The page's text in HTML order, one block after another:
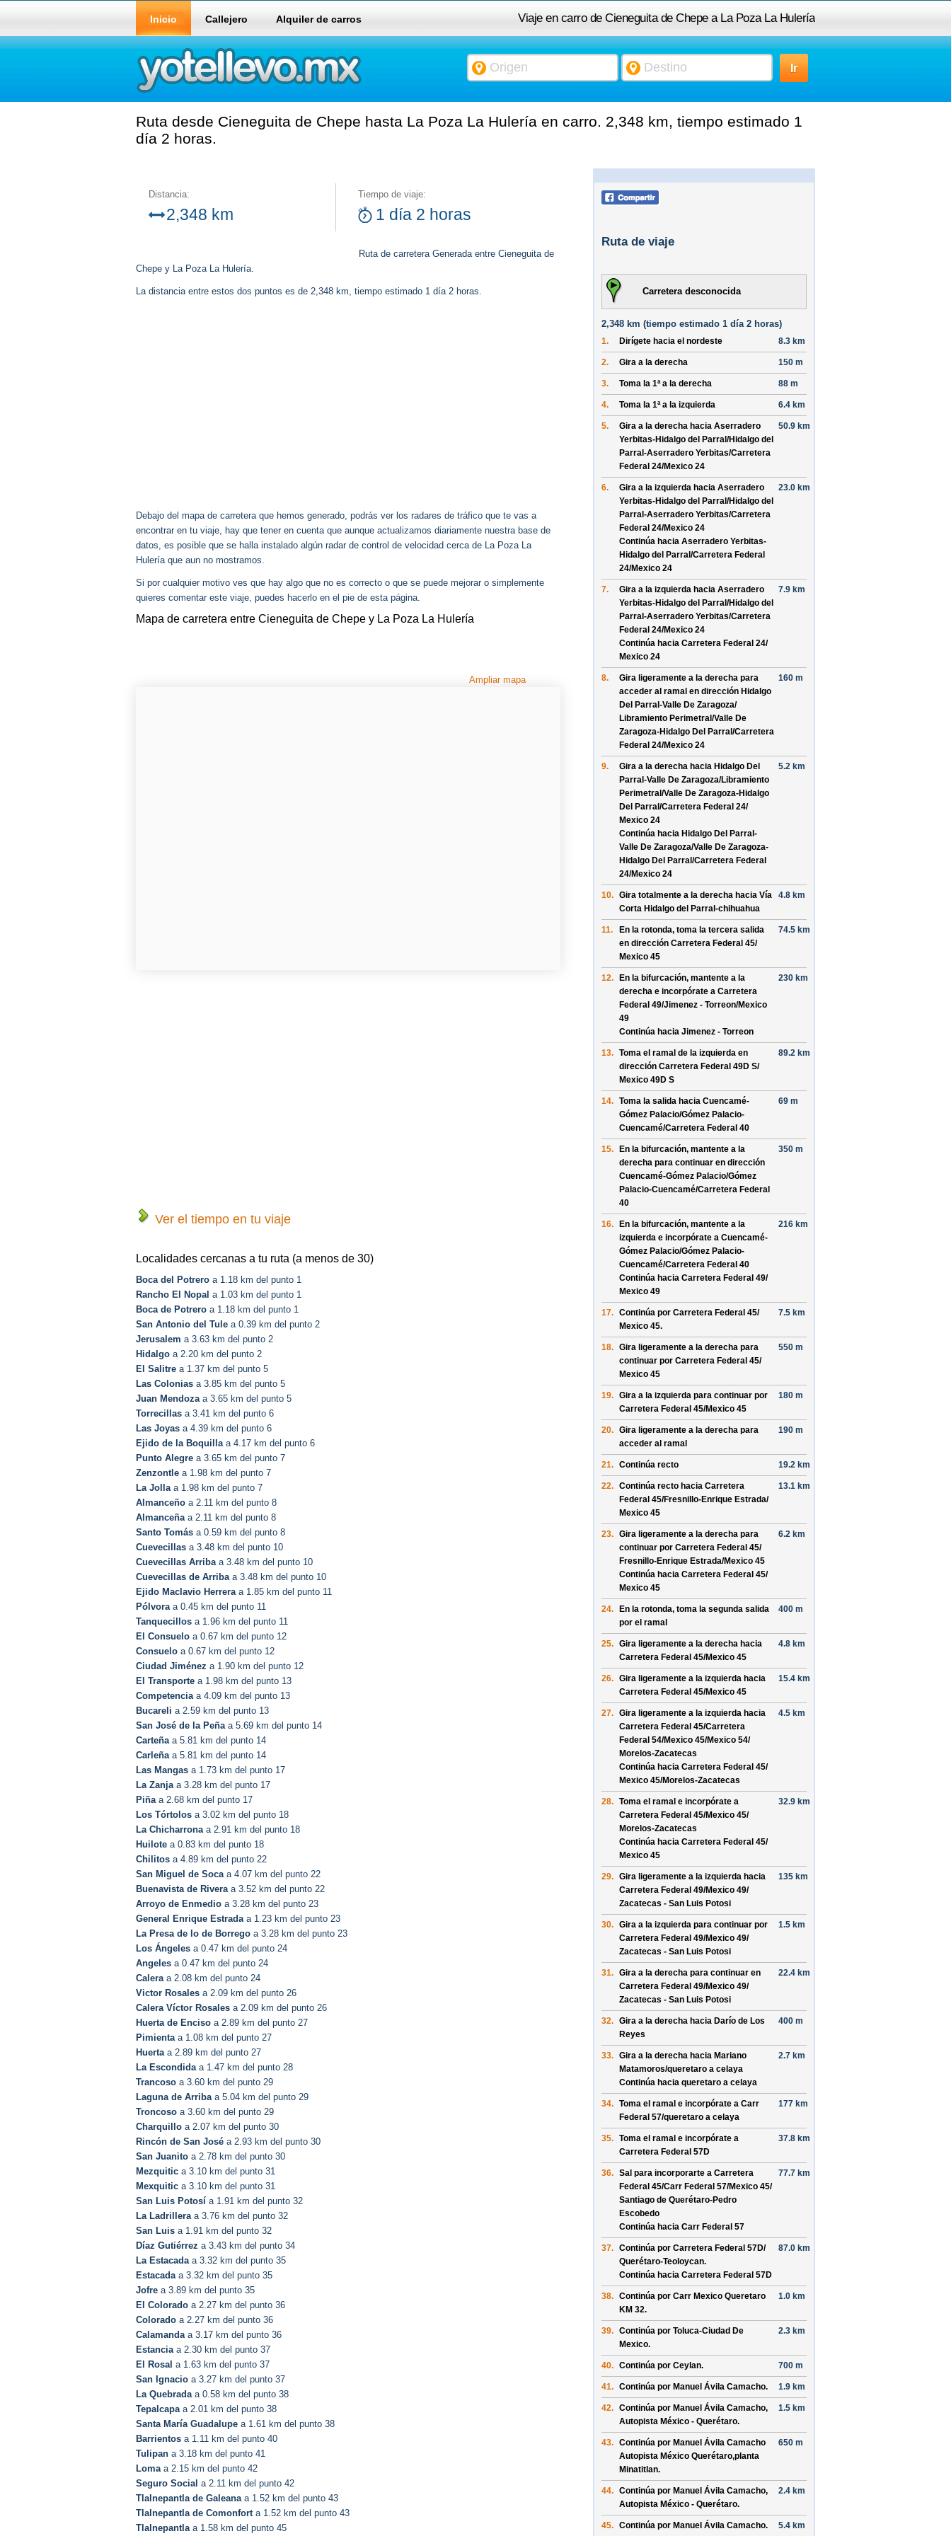
Viaje en carro de Cieneguita de Chepe a La Poza La Hulería
Inicio Callejero Alquiler de carros
Ruta desde Cieneguita de Chepe hasta La Poza La Hulería en carro. 2,348 km, tiempo estimado 1
día 2 horas.
Distancia:
2,348 km
Tiempo de viaje:
1 día 2 horas
Ruta de carretera Generada entre Cieneguita de
Chepe y La Poza La Hulería.
La distancia entre estos dos puntos es de 2,348 km, tiempo estimado 1 día 2 horas.
Debajo del mapa de carretera que hemos generado, podrás ver los radares de tráfico que te vas a
encontrar en tu viaje, hay que tener en cuenta que aunque actualizamos diariamente nuestra base de
datos, es posible que se halla instalado algún radar de control de velocidad cerca de La Poza La
Hulería que aun no mostramos.
Si por cualquier motivo ves que hay algo que no es correcto o que se puede mejorar o simplemente
quieres comentar este viaje, puedes hacerlo en el pie de esta página.
Mapa de carretera entre Cieneguita de Chepe y La Poza La Hulería
Ampliar mapa
Ver el tiempo en tu viaje
Localidades cercanas a tu ruta (a menos de 30)
Boca del Potrero a 1.18 km del punto 1
Rancho El Nopal a 1.03 km del punto 1
Boca de Potrero a 1.18 km del punto 1
San Antonio del Tule a 0.39 km del punto 2
Jerusalem a 3.63 km del punto 2
Hidalgo a 2.20 km del punto 2
El Salitre a 1.37 km del punto 5
Las Colonias a 3.85 km del punto 5
Juan Mendozaa 3.65 km del punto 5
Torrecillas a 3.41 km del punto 6
Las Joyas a 4.39 km del punto 6
Ejido de la Boquillaa 4.17 km del punto 6
Punto Alegre a 3.65 km del punto 7
Zenzontle a 1.98 km del punto 7
La Jollaa 1.98 km del punto 7
Almanceño a 2.11 km del punto 8
Almanceñaa 2.11 km del punto 8
Santo Tomás a 0.59 km del punto 8
Cuevecillas a 3.48 km del punto 10
Cuevecillas Arribaa 3.48 km del punto 10
Cuevecillas de Arribaa 3.48 km del punto 10
Ejido Maclavio Herreraa 1.85 km del punto 11
Pólvoraa 0.45 km del punto 11
Tanquecillos a 1.96 km del punto 11
El Consuelo a 0.67 km del punto 12
Consuelo a 0.67 km del punto 12
Ciudad Jiménez a 1.90 km del punto 12
El Transporte a 1.98 km del punto 13
Competenciaa 4.09 km del punto 13
Bucareli a 2.59 km del punto 13
San José de la Peñaa 5.69 km del punto 14
Carteñaa 5.81 km del punto 14
Carleñaa 5.81 km del punto 14
Las Mangas a 1.73 km del punto 17
La Zanjaa 3.28 km del punto 17
Piñaa 2.68 km del punto 17
Los Tórtolos a 3.02 km del punto 18
La Chicharronaa 2.91 km del punto 18
Huilote a 0.83 km del punto 18
Chilitos a 4.89 km del punto 22
San Miguel de Socaa 4.07 km del punto 22
Buenavista de Riveraa 3.52 km del punto 22
Arroyo de Enmedio a 3.28 km del punto 23
General Enrique Estradaa 1.23 km del punto 23
La Presa de lo de Borrego a 3.28 km del punto 23
Los Ángeles a 0.47 km del punto 24
Angeles a 0.47 km del punto 24
Caleraa 2.08 km del punto 24
Victor Rosales a 2.09 km del punto 26
Calera Víctor Rosales a 2.09 km del punto 26
Huerta de Enciso a 2.89 km del punto 27
Pimientaa 1.08 km del punto 27
Huertaa 2.89 km del punto 27
La Escondidaa 1.47 km del punto 28
Trancoso a 3.60 km del punto 29
Laguna de Arribaa 5.04 km del punto 29
Troncoso a 3.60 km del punto 29
Charquillo a 2.07 km del punto 30
Rincón de San José a 2.93 km del punto 30
San Juanito a 2.78 km del punto 30
Mezquitic a 3.10 km del punto 31
Mexquitic a 3.10 km del punto 31
San Luis Potosí a 1.91 km del punto 32
La Ladrilleraa 3.76 km del punto 32
San Luis a 1.91 km del punto 32
Díaz Gutiérrez a 3.43 km del punto 34
La Estacadaa 3.32 km del punto 35
Estacadaa 3.32 km del punto 35
Jofre a 3.89 km del punto 35
El Colorado a 2.27 km del punto 36
Colorado a 2.27 km del punto 36
Calamandaa 3.17 km del punto 36
Estanciaa 2.30 km del punto 37
El Rosal a 1.63 km del punto 37
San Ignacio a 3.27 km del punto 37
La Quebradaa 0.58 km del punto 38
Tepalcapaa 2.01 km del punto 38
Santa María Guadalupe a 1.61 km del punto 38
Barrientos a 1.11 km del punto 40
Tulipan a 3.18 km del punto 41
Lomaa 2.15 km del punto 42
Seguro Social a 2.11 km del punto 42
Tlalnepantla de Galeanaa 1.52 km del punto 43
Tlalnepantla de Comonforta 1.52 km del punto 43
Tlalnepantlaa 1.58 km del punto 45
Ruta de viaje
Carretera desconocida
2,348 km (tiempo estimado 1 día 2 horas)
1. Dirígete hacia el nordeste 8.3 km
2. Gira a la derecha 150 m
3. Toma la 1ª a la derecha 88 m
4. Toma la 1ª a la izquierda 6.4 km
5. Gira a la derecha hacia Aserradero
Yerbitas-Hidalgo del Parral/Hidalgo del
Parral-Aserradero Yerbitas/Carretera
Federal 24/Mexico 24
50.9 km
6. Gira a la izquierda hacia Aserradero
Yerbitas-Hidalgo del Parral/Hidalgo del
Parral-Aserradero Yerbitas/Carretera
Federal 24/Mexico 24
Continúa hacia Aserradero Yerbitas-
Hidalgo del Parral/Carretera Federal
24/Mexico 24
23.0 km
7. Gira a la izquierda hacia Aserradero
Yerbitas-Hidalgo del Parral/Hidalgo del
Parral-Aserradero Yerbitas/Carretera
Federal 24/Mexico 24
Continúa hacia Carretera Federal 24/
Mexico 24
7.9 km
8.
Gira ligeramente a la derecha para
acceder al ramal en dirección Hidalgo
Del Parral-Valle De Zaragoza/
Libramiento Perimetral/Valle De
Zaragoza-Hidalgo Del Parral/Carretera
Federal 24/Mexico 24
160 m
9. Gira a la derecha hacia Hidalgo Del
Parral-Valle De Zaragoza/Libramiento
Perimetral/Valle De Zaragoza-Hidalgo
Del Parral/Carretera Federal 24/
Mexico 24
Continúa hacia Hidalgo Del Parral-
Valle De Zaragoza/Valle De Zaragoza-
Hidalgo Del Parral/Carretera Federal
24/Mexico 24
5.2 km
10. Gira totalmente a la derecha hacia Vía
Corta Hidalgo del Parral-chihuahua
4.8 km
11. En la rotonda, toma la tercera salida
en dirección Carretera Federal 45/
Mexico 45
74.5 km
12.
En la bifurcación, mantente a la
derecha e incorpórate a Carretera
Federal 49/Jimenez - Torreon/Mexico
49
Continúa hacia Jimenez - Torreon
230 km
13. Toma el ramal de la izquierda en
dirección Carretera Federal 49D S/
Mexico 49D S
89.2 km
14. Toma la salida hacia Cuencamé-
Gómez Palacio/Gómez Palacio-
Cuencamé/Carretera Federal 40
69 m
15.
En la bifurcación, mantente a la
derecha para continuar en dirección
Cuencamé-Gómez Palacio/Gómez
Palacio-Cuencamé/Carretera Federal
40
350 m
16.
En la bifurcación, mantente a la
izquierda e incorpórate a Cuencamé-
Gómez Palacio/Gómez Palacio-
Cuencamé/Carretera Federal 40
Continúa hacia Carretera Federal 49/
Mexico 49
216 km
17. Continúa por Carretera Federal 45/
Mexico 45.
7.5 km
18. Gira ligeramente a la derecha para
continuar por Carretera Federal 45/
Mexico 45
550 m
19. Gira a la izquierda para continuar por
Carretera Federal 45/Mexico 45
180 m
20. Gira ligeramente a la derecha para
acceder al ramal
190 m
21. Continúa recto 19.2 km
22. Continúa recto hacia Carretera
Federal 45/Fresnillo-Enrique Estrada/
Mexico 45
13.1 km
23. Gira ligeramente a la derecha para
continuar por Carretera Federal 45/
Fresnillo-Enrique Estrada/Mexico 45
Continúa hacia Carretera Federal 45/
Mexico 45
6.2 km
24. En la rotonda, toma la segunda salida
por el ramal
400 m
25. Gira ligeramente a la derecha hacia
Carretera Federal 45/Mexico 45
4.8 km
26. Gira ligeramente a la izquierda hacia
Carretera Federal 45/Mexico 45
15.4 km
27. Gira ligeramente a la izquierda hacia
Carretera Federal 45/Carretera
Federal 54/Mexico 45/Mexico 54/
Morelos-Zacatecas
Continúa hacia Carretera Federal 45/
Mexico 45/Morelos-Zacatecas
4.5 km
28. Toma el ramal e incorpórate a
Carretera Federal 45/Mexico 45/
Morelos-Zacatecas
Continúa hacia Carretera Federal 45/
Mexico 45
32.9 km
29. Gira ligeramente a la izquierda hacia
Carretera Federal 49/Mexico 49/
Zacatecas - San Luis Potosi
135 km
30. Gira a la izquierda para continuar por
Carretera Federal 49/Mexico 49/
Zacatecas - San Luis Potosi
1.5 km
31. Gira a la derecha para continuar en
Carretera Federal 49/Mexico 49/
Zacatecas - San Luis Potosi
22.4 km
32. Gira a la derecha hacia Darío de Los
Reyes
400 m
33. Gira a la derecha hacia Mariano
Matamoros/queretaro a celaya
Continúa hacia queretaro a celaya
2.7 km
34. Toma el ramal e incorpórate a Carr
Federal 57/queretaro a celaya
177 km
35. Toma el ramal e incorpórate a
Carretera Federal 57D
37.8 km
36. Sal para incorporarte a Carretera
Federal 45/Carr Federal 57/Mexico 45/
Santiago de Querétaro-Pedro
Escobedo
Continúa hacia Carr Federal 57
77.7 km
37. Continúa por Carretera Federal 57D/
Querétaro-Teoloycan.
Continúa hacia Carretera Federal 57D
87.0 km
38. Continúa por Carr Mexico Queretaro
KM 32.
1.0 km
39. Continúa por Toluca-Ciudad De
Mexico.
2.3 km
40. Continúa por Ceylan. 700 m
41. Continúa por Manuel Ávila Camacho. 1.9 km
42. Continúa por Manuel Ávila Camacho,
Autopista México - Querétaro.
1.5 km
43. Continúa por Manuel Ávila Camacho
Autopista México Querétaro,planta
Minatitlan.
650 m
44. Continúa por Manuel Ávila Camacho,
Autopista México - Querétaro.
2.4 km
45. Continúa por Manuel Ávila Camacho. 5.4 km